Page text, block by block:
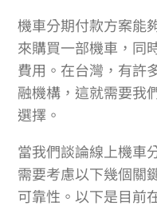
機車分期付款方案能
來購買一部機車，同
費用。在台灣，有許
融機構，這就需要我
選擇。
當我們談論線上機車
需要考慮以下幾個關
可靠性。以下是目前